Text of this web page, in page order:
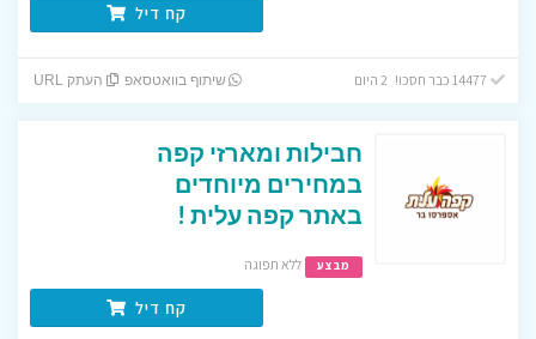
קח דיל
שיתוף בוואטסאפ העתק URL
חבילות ומארזי קפה
במחירים מיוחדים
באתר קפה עלית !
מבצע ללא תפוגה
קח דיל